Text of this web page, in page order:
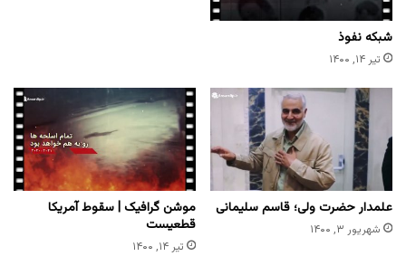
شبکه نفوذ
تیر ۱۴, ۱۴۰۰
علمدار حضرت ولی؛ قاسم سلیمانی
شهریور ۳, ۱۴۰۰
موشن گرافیک | سقوط آمریکا
قطعیست
تیر ۱۴, ۱۴۰۰